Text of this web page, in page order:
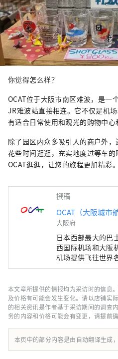
你觉得怎么样？
OCAT位于大阪市南区难波，是一
JR难波站直接相连。它不仅是机
有适合日常使用和观光的购物中心
除了园区内众多吸引人的商户外
花些时间逛逛，充实地度过等车
OCAT逛逛，让您的旅程更加精彩。
撰稿
OCAT（大阪城市
大阪府
日本西部最大的巴
西国际机场和大阪
机场提供飞往世界
OCAT 拥有直达机
以满足日常购物需
来这里，当地居民
于OCAT地下一层
球体为特色，在阳
视野开阔，蓝天白
们休闲放松的理想
本文章所提供的情报均为采访时的信息
及价格有可能会发生变化。请以店铺实
的相关资讯是作者基于采访期间的调查
务的内容和价格可能会有变更，请提前
本页中的部分内容是由自动翻译生成，